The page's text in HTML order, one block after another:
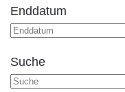
Enddatum
Suche